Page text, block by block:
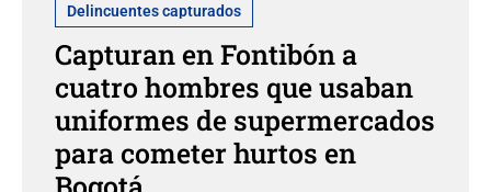
Delincuentes capturados
Capturan en Fontibón a
cuatro hombres que usaban
uniformes de supermercados
para cometer hurtos en